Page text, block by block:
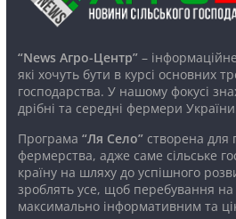
“News Агро-Центр”–
які хочуть бути в курсі основних
господарства. У нашому фокусі
дрібні та середні фермери
Програма “Ля Село”створена для
фермерства, адже саме сільське
країну на шляху до успішного
зроблять усе, щоб перебування
максимально інформативним та